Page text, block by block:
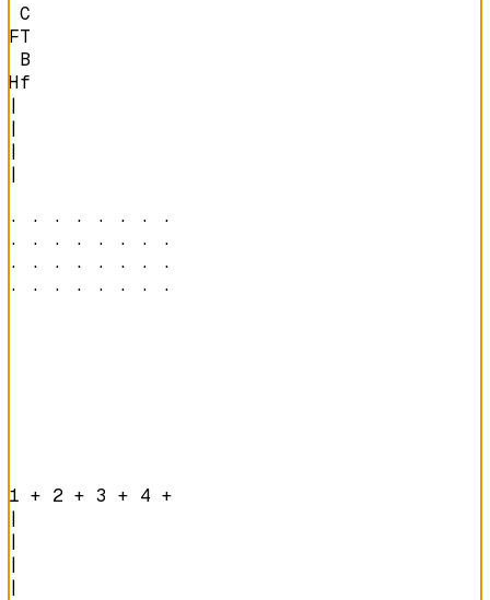
C
FT
B
Hf
|
|
|
|
· · · · · · · ·
· · · · · · · ·
· · · · · · · ·
· · · · · · · ·
1 + 2 + 3 + 4 +
|
|
|
|